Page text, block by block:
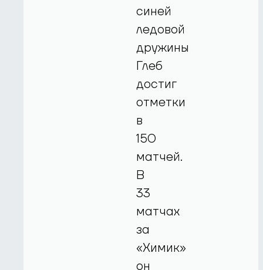
синей
ледовой
дружины
Глеб
достиг
отметки
в
150
матчей.
В
33
матчах
за
«Химик»
он